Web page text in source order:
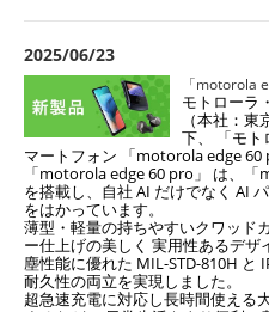
2025/06/23
「motorola
モトローラ
（本社：
下、 「モ
マートフォン 「motorola edge 60
「motorola edge 60 pro」 は、「
を搭載し、自社 AI だけでなく AI
をはかっています。
薄型・軽量の持ちやすいクワッド
ー仕上げの美しく 実用性あるデ
塵性能に優れた MIL-STD-810H と
耐久性の両立を実現しました。
超急速充電に対応し長時間使える